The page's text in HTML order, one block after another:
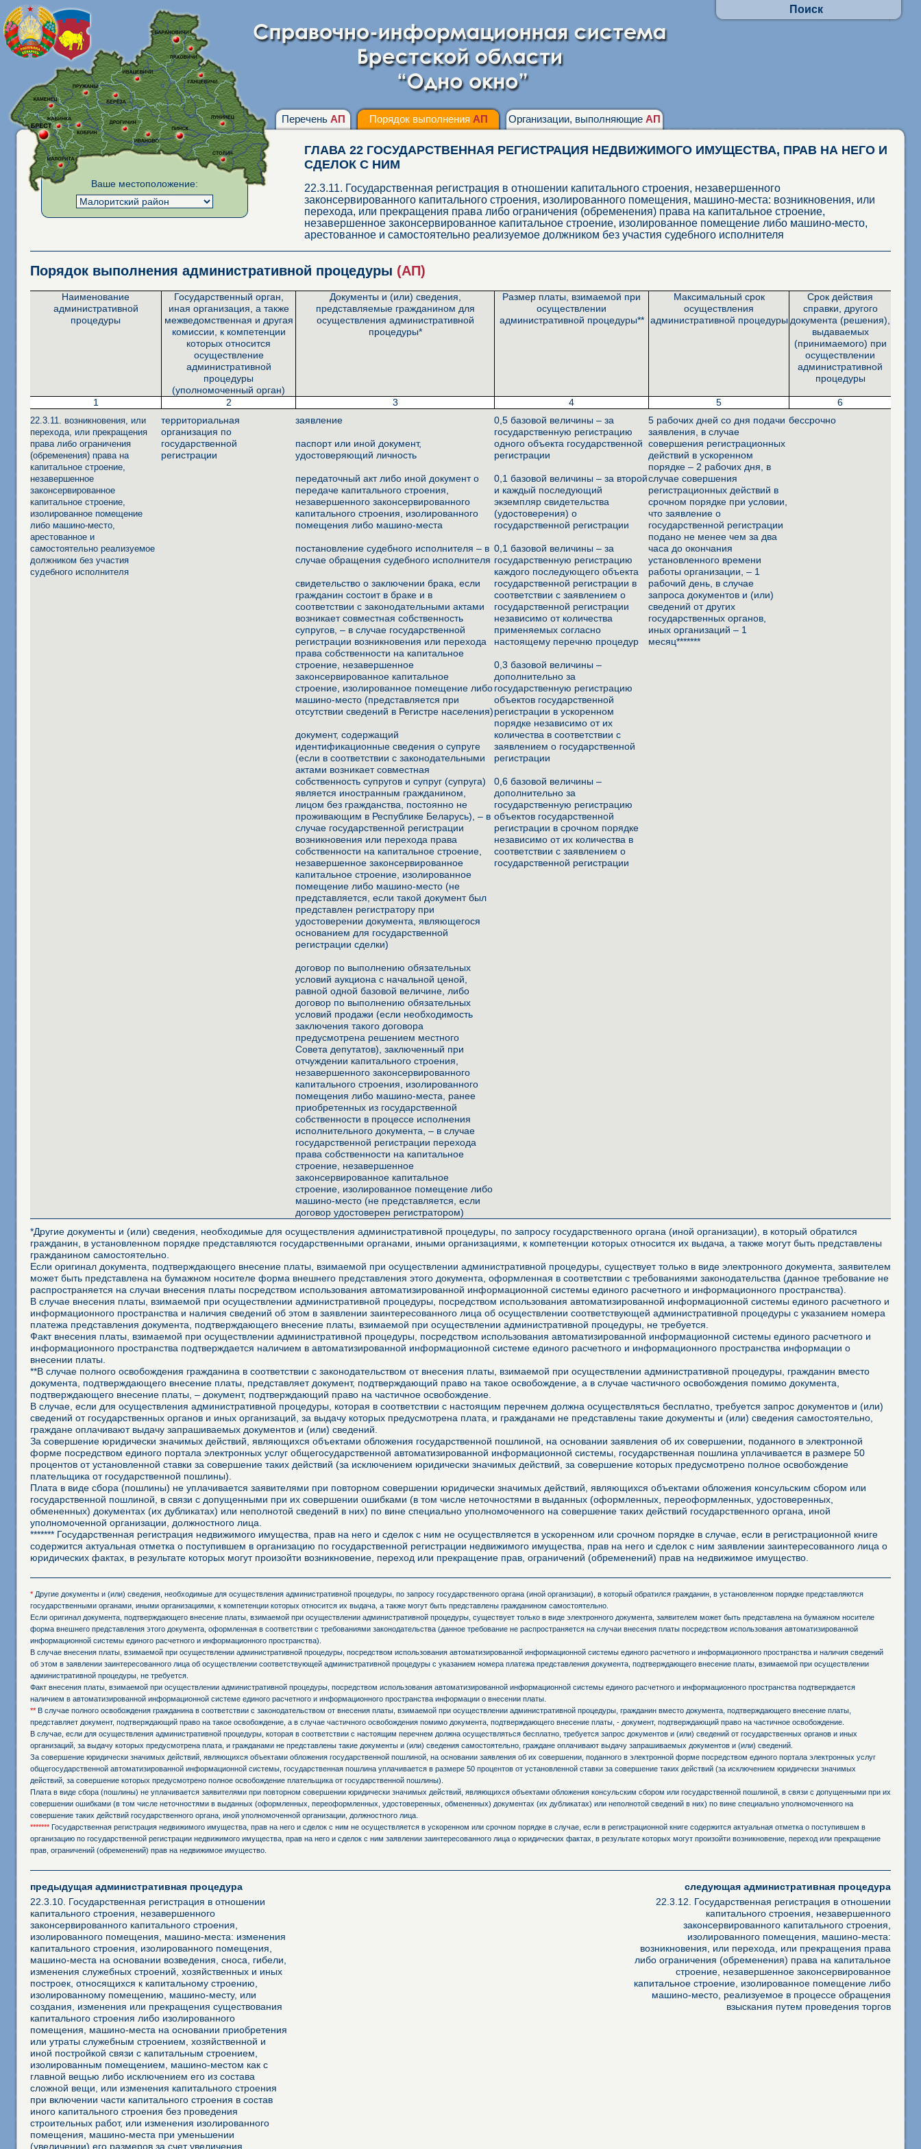
Ваше местоположение:
Поиск
Перечень АП Порядок выполнения АП Организации, выполняющие АП
ГЛАВА 22 ГОСУДАРСТВЕННАЯ РЕГИСТРАЦИЯ НЕДВИЖИМОГО ИМУЩЕСТВА, ПРАВ НА НЕГО И
СДЕЛОК С НИМ
22.3.11. Государственная регистрация в отношении капитального строения, незавершенного
законсервированного капитального строения, изолированного помещения, машино-места: возникновения, или
перехода, или прекращения права либо ограничения (обременения) права на капитальное строение,
незавершенное законсервированное капитальное строение, изолированное помещение либо машино-место,
арестованное и самостоятельно реализуемое должником без участия судебного исполнителя
Порядок выполнения административной процедуры (АП)
Наименование
административной
процедуры
Государственный орган,
иная организация, а также
межведомственная и другая
комиссии, к компетенции
которых относится
осуществление
административной
процедуры
(уполномоченный орган)
Документы и (или) сведения,
представляемые гражданином для
осуществления административной
процедуры*
Размер платы, взимаемой при
осуществлении
административной процедуры**
Максимальный срок
осуществления
административной процедуры
Срок действия
справки, другого
документа (решения),
выдаваемых
(принимаемого) при
осуществлении
административной
процедуры
1 2 3 4 5 6
22.3.11. возникновения, или
перехода, или прекращения
права либо ограничения
(обременения) права на
капитальное строение,
незавершенное
законсервированное
капитальное строение,
изолированное помещение
либо машино-место,
арестованное и
самостоятельно реализуемое
должником без участия
судебного исполнителя
территориальная
организация по
государственной
регистрации
заявление
паспорт или иной документ,
удостоверяющий личность
передаточный акт либо иной документ о
передаче капитального строения,
незавершенного законсервированного
капитального строения, изолированного
помещения либо машино-места
постановление судебного исполнителя – в
случае обращения судебного исполнителя
свидетельство о заключении брака, если
гражданин состоит в браке и в
соответствии с законодательными актами
возникает совместная собственность
супругов, – в случае государственной
регистрации возникновения или перехода
права собственности на капитальное
строение, незавершенное
законсервированное капитальное
строение, изолированное помещение либо
машино-место (представляется при
отсутствии сведений в Регистре населения)
документ, содержащий
идентификационные сведения о супруге
(если в соответствии с законодательными
актами возникает совместная
собственность супругов и супруг (супруга)
является иностранным гражданином,
лицом без гражданства, постоянно не
проживающим в Республике Беларусь), – в
случае государственной регистрации
возникновения или перехода права
собственности на капитальное строение,
незавершенное законсервированное
капитальное строение, изолированное
помещение либо машино-место (не
представляется, если такой документ был
представлен регистратору при
удостоверении документа, являющегося
основанием для государственной
регистрации сделки)
договор по выполнению обязательных
условий аукциона с начальной ценой,
равной одной базовой величине, либо
договор по выполнению обязательных
условий продажи (если необходимость
заключения такого договора
предусмотрена решением местного
Совета депутатов), заключенный при
отчуждении капитального строения,
незавершенного законсервированного
капитального строения, изолированного
помещения либо машино-места, ранее
приобретенных из государственной
собственности в процессе исполнения
исполнительного документа, – в случае
государственной регистрации перехода
права собственности на капитальное
строение, незавершенное
законсервированное капитальное
строение, изолированное помещение либо
машино-место (не представляется, если
договор удостоверен регистратором)
0,5 базовой величины – за
государственную регистрацию
одного объекта государственной
регистрации
0,1 базовой величины – за второй
и каждый последующий
экземпляр свидетельства
(удостоверения) о
государственной регистрации
0,1 базовой величины – за
государственную регистрацию
каждого последующего объекта
государственной регистрации в
соответствии с заявлением о
государственной регистрации
независимо от количества
применяемых согласно
настоящему перечню процедур
0,3 базовой величины –
дополнительно за
государственную регистрацию
объектов государственной
регистрации в ускоренном
порядке независимо от их
количества в соответствии с
заявлением о государственной
регистрации
0,6 базовой величины –
дополнительно за
государственную регистрацию
объектов государственной
регистрации в срочном порядке
независимо от их количества в
соответствии с заявлением о
государственной регистрации
5 рабочих дней со дня подачи
заявления, в случае
совершения регистрационных
действий в ускоренном
порядке – 2 рабочих дня, в
случае совершения
регистрационных действий в
срочном порядке при условии,
что заявление о
государственной регистрации
подано не менее чем за два
часа до окончания
установленного времени
работы организации, – 1
рабочий день, в случае
запроса документов и (или)
сведений от других
государственных органов,
иных организаций – 1
месяц*******
бессрочно
*Другие документы и (или) сведения, необходимые для осуществления административной процедуры, по запросу государственного органа (иной организации), в который обратился
гражданин, в установленном порядке представляются государственными органами, иными организациями, к компетенции которых относится их выдача, а также могут быть представлены
гражданином самостоятельно.
Если оригинал документа, подтверждающего внесение платы, взимаемой при осуществлении административной процедуры, существует только в виде электронного документа, заявителем
может быть представлена на бумажном носителе форма внешнего представления этого документа, оформленная в соответствии с требованиями законодательства (данное требование не
распространяется на случаи внесения платы посредством использования автоматизированной информационной системы единого расчетного и информационного пространства).
В случае внесения платы, взимаемой при осуществлении административной процедуры, посредством использования автоматизированной информационной системы единого расчетного и
информационного пространства и наличия сведений об этом в заявлении заинтересованного лица об осуществлении соответствующей административной процедуры с указанием номера
платежа представления документа, подтверждающего внесение платы, взимаемой при осуществлении административной процедуры, не требуется.
Факт внесения платы, взимаемой при осуществлении административной процедуры, посредством использования автоматизированной информационной системы единого расчетного и
информационного пространства подтверждается наличием в автоматизированной информационной системе единого расчетного и информационного пространства информации о
внесении платы.
**В случае полного освобождения гражданина в соответствии с законодательством от внесения платы, взимаемой при осуществлении административной процедуры, гражданин вместо
документа, подтверждающего внесение платы, представляет документ, подтверждающий право на такое освобождение, а в случае частичного освобождения помимо документа,
подтверждающего внесение платы, – документ, подтверждающий право на частичное освобождение.
В случае, если для осуществления административной процедуры, которая в соответствии с настоящим перечнем должна осуществляться бесплатно, требуется запрос документов и (или)
сведений от государственных органов и иных организаций, за выдачу которых предусмотрена плата, и гражданами не представлены такие документы и (или) сведения самостоятельно,
граждане оплачивают выдачу запрашиваемых документов и (или) сведений.
За совершение юридически значимых действий, являющихся объектами обложения государственной пошлиной, на основании заявления об их совершении, поданного в электронной
форме посредством единого портала электронных услуг общегосударственной автоматизированной информационной системы, государственная пошлина уплачивается в размере 50
процентов от установленной ставки за совершение таких действий (за исключением юридически значимых действий, за совершение которых предусмотрено полное освобождение
плательщика от государственной пошлины).
Плата в виде сбора (пошлины) не уплачивается заявителями при повторном совершении юридически значимых действий, являющихся объектами обложения консульским сбором или
государственной пошлиной, в связи с допущенными при их совершении ошибками (в том числе неточностями в выданных (оформленных, переоформленных, удостоверенных,
обмененных) документах (их дубликатах) или неполнотой сведений в них) по вине специально уполномоченного на совершение таких действий государственного органа, иной
уполномоченной организации, должностного лица.
******* Государственная регистрация недвижимого имущества, прав на него и сделок с ним не осуществляется в ускоренном или срочном порядке в случае, если в регистрационной книге
содержится актуальная отметка о поступившем в организацию по государственной регистрации недвижимого имущества, прав на него и сделок с ним заявлении заинтересованного лица о
юридических фактах, в результате которых могут произойти возникновение, переход или прекращение прав, ограничений (обременений) прав на недвижимое имущество.
* Другие документы и (или) сведения, необходимые для осуществления административной процедуры, по запросу государственного органа (иной организации), в который обратился гражданин, в установленном порядке представляются
государственными органами, иными организациями, к компетенции которых относится их выдача, а также могут быть представлены гражданином самостоятельно.
Если оригинал документа, подтверждающего внесение платы, взимаемой при осуществлении административной процедуры, существует только в виде электронного документа, заявителем может быть представлена на бумажном носителе
форма внешнего представления этого документа, оформленная в соответствии с требованиями законодательства (данное требование не распространяется на случаи внесения платы посредством использования автоматизированной
информационной системы единого расчетного и информационного пространства).
В случае внесения платы, взимаемой при осуществлении административной процедуры, посредством использования автоматизированной информационной системы единого расчетного и информационного пространства и наличия сведений
об этом в заявлении заинтересованного лица об осуществлении соответствующей административной процедуры с указанием номера платежа представления документа, подтверждающего внесение платы, взимаемой при осуществлении
административной процедуры, не требуется.
Факт внесения платы, взимаемой при осуществлении административной процедуры, посредством использования автоматизированной информационной системы единого расчетного и информационного пространства подтверждается
наличием в автоматизированной информационной системе единого расчетного и информационного пространства информации о внесении платы.
** В случае полного освобождения гражданина в соответствии с законодательством от внесения платы, взимаемой при осуществлении административной процедуры, гражданин вместо документа, подтверждающего внесение платы,
представляет документ, подтверждающий право на такое освобождение, а в случае частичного освобождения помимо документа, подтверждающего внесение платы, - документ, подтверждающий право на частичное освобождение.
В случае, если для осуществления административной процедуры, которая в соответствии с настоящим перечнем должна осуществляться бесплатно, требуется запрос документов и (или) сведений от государственных органов и иных
организаций, за выдачу которых предусмотрена плата, и гражданами не представлены такие документы и (или) сведения самостоятельно, граждане оплачивают выдачу запрашиваемых документов и (или) сведений.
За совершение юридически значимых действий, являющихся объектами обложения государственной пошлиной, на основании заявления об их совершении, поданного в электронной форме посредством единого портала электронных услуг
общегосударственной автоматизированной информационной системы, государственная пошлина уплачивается в размере 50 процентов от установленной ставки за совершение таких действий (за исключением юридически значимых
действий, за совершение которых предусмотрено полное освобождение плательщика от государственной пошлины).
Плата в виде сбора (пошлины) не уплачивается заявителями при повторном совершении юридически значимых действий, являющихся объектами обложения консульским сбором или государственной пошлиной, в связи с допущенными при их
совершении ошибками (в том числе неточностями в выданных (оформленных, переоформленных, удостоверенных, обмененных) документах (их дубликатах) или неполнотой сведений в них) по вине специально уполномоченного на
совершение таких действий государственного органа, иной уполномоченной организации, должностного лица.
******* Государственная регистрация недвижимого имущества, прав на него и сделок с ним не осуществляется в ускоренном или срочном порядке в случае, если в регистрационной книге содержится актуальная отметка о поступившем в
организацию по государственной регистрации недвижимого имущества, прав на него и сделок с ним заявлении заинтересованного лица о юридических фактах, в результате которых могут произойти возникновение, переход или прекращение
прав, ограничений (обременений) прав на недвижимое имущество.
предыдущая административная процедура
22.3.10. Государственная регистрация в отношении
капитального строения, незавершенного
законсервированного капитального строения,
изолированного помещения, машино-места: изменения
капитального строения, изолированного помещения,
машино-места на основании возведения, сноса, гибели,
изменения служебных строений, хозяйственных и иных
построек, относящихся к капитальному строению,
изолированному помещению, машино-месту, или
создания, изменения или прекращения существования
капитального строения либо изолированного
помещения, машино-места на основании приобретения
или утраты служебным строением, хозяйственной и
иной постройкой связи с капитальным строением,
изолированным помещением, машино-местом как с
главной вещью либо исключением его из состава
сложной вещи, или изменения капитального строения
при включении части капитального строения в состав
иного капитального строения без проведения
строительных работ, или изменения изолированного
помещения, машино-места при уменьшении
(увеличении) его размеров за счет увеличения
следующая административная процедура
22.3.12. Государственная регистрация в отношении
капитального строения, незавершенного
законсервированного капитального строения,
изолированного помещения, машино-места:
возникновения, или перехода, или прекращения права
либо ограничения (обременения) права на капитальное
строение, незавершенное законсервированное
капитальное строение, изолированное помещение либо
машино-место, реализуемое в процессе обращения
взыскания путем проведения торгов